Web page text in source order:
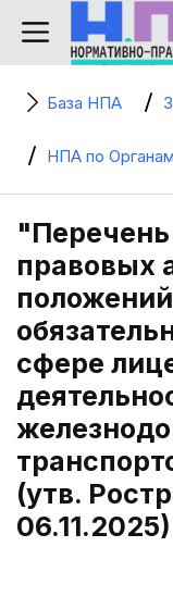
База НПА
НПА по
правовых
сфере
(утв.
06.11.2025)